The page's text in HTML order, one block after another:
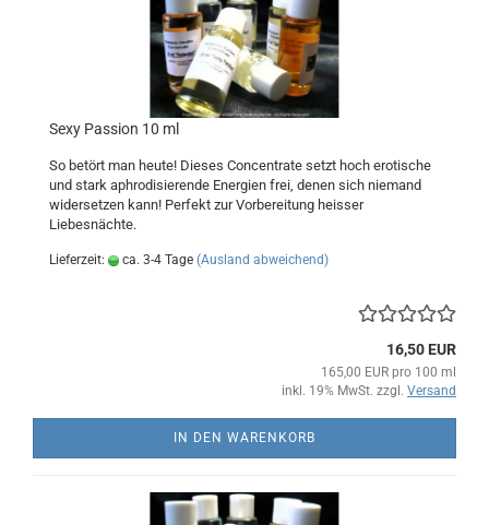
Sexy Passion 10 ml
So betört man heute! Dieses Concentrate setzt hoch erotische
und stark aphrodisierende Energien frei, denen sich niemand
widersetzen kann! Perfekt zur Vorbereitung heisser
Liebesnächte.
Lieferzeit: ca. 3-4 Tage (Ausland abweichend)
16,50 EUR
165,00 EUR pro 100 ml
inkl. 19% MwSt. zzgl. Versand
IN DEN WARENKORB